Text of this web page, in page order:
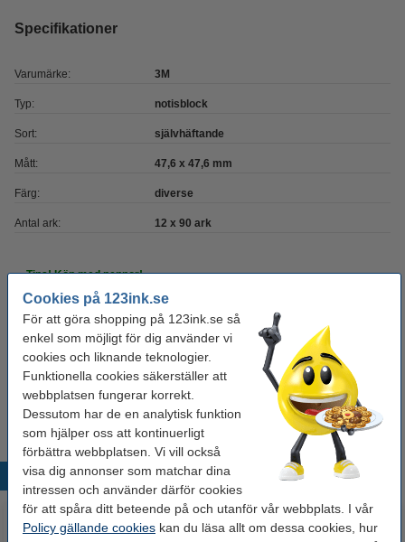
Cookies på 123ink.se
För att göra shopping på 123ink.se så
enkel som möjligt för dig använder vi
cookies och liknande teknologier.
Funktionella cookies säkerställer att
webbplatsen fungerar korrekt.
Dessutom har de en analytisk funktion
som hjälper oss att kontinuerligt
förbättra webbplatsen. Vi vill också
visa dig annonser som matchar dina
intressen och använder därför cookies
för att spåra ditt beteende på och utanför vår webbplats. I vår
Policy gällande cookies kan du läsa allt om dessa cookies, hur
Specifikationer
Varumärke: 3M
Typ: notisblock
Sort: självhäftande
Mått: 47,6 x 47,6 mm
Färg: diverse
Antal ark: 12 x 90 ark
Tips! Köp med pennor!
Bläckpenna | 123ink | gul | 10st
40 kr
Kulspetspenna | Pentel Energel BL107 | blå
29 kr
Populära produkter